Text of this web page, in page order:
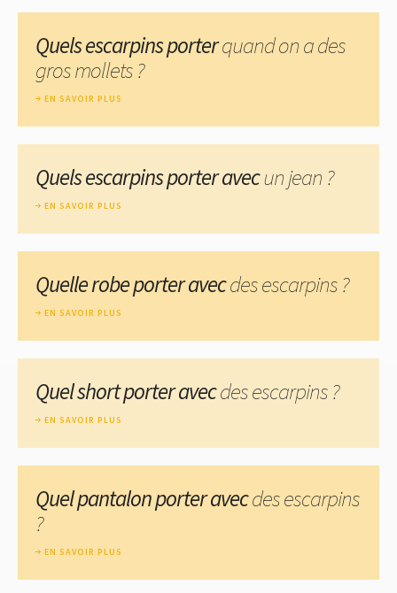
Quels escarpins porterquand on a des
gros mollets ?
EN SAVOIR PLUS
Quels escarpins porter avecun jean ?
EN SAVOIR PLUS
Quelle robe porter avecdes escarpins ?
EN SAVOIR PLUS
Quel short porter avecdes escarpins ?
EN SAVOIR PLUS
Quel pantalon porter avecdes escarpins
?
EN SAVOIR PLUS